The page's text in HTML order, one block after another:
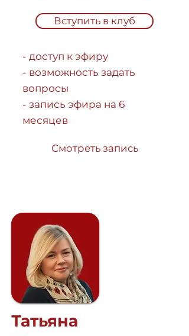
Вступить в клуб
- доступ к эфиру
- возможность задать
вопросы
- запись эфира на 6
месяцев
Смотреть запись
Татьяна